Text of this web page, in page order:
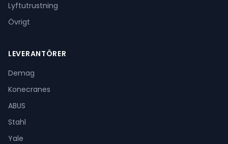
Lyftutrustning
Övrigt
LEVERANTÖRER
Demag
Konecranes
ABUS
Stahl
Yale